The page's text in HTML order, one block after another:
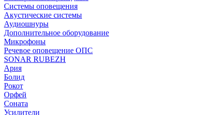
Системы оповещения
Акустические системы
Аудиошнуры
Дополнительное оборудование
Микрофоны
Речевое оповещение ОПС
SONAR RUBEZH
Ария
Болид
Рокот
Орфей
Соната
Усилители